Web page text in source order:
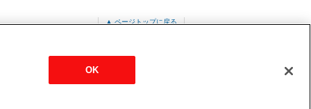
▲ ページトップに戻る
P1120VDMJ1
OK